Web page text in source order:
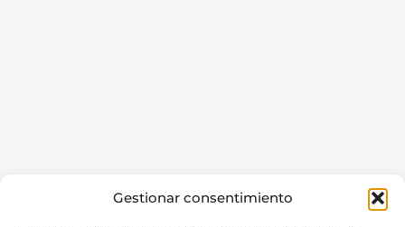
Gestionar consentimiento